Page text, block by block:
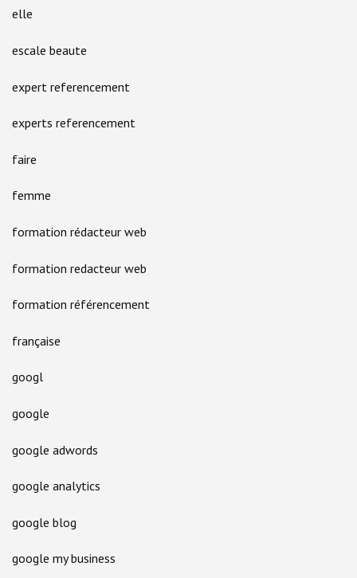
elle
escale beaute
expert referencement
experts referencement
faire
femme
formation rédacteur web
formation redacteur web
formation référencement
française
googl
google
google adwords
google analytics
google blog
google my business